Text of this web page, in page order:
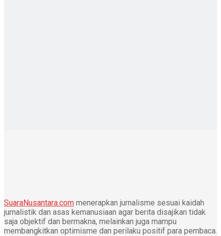
SuaraNusantara.com menerapkan jurnalisme sesuai kaidah
jurnalistik dan asas kemanusiaan agar berita disajikan tidak
saja objektif dan bermakna, melainkan juga mampu
membangkitkan optimisme dan perilaku positif para pembaca.